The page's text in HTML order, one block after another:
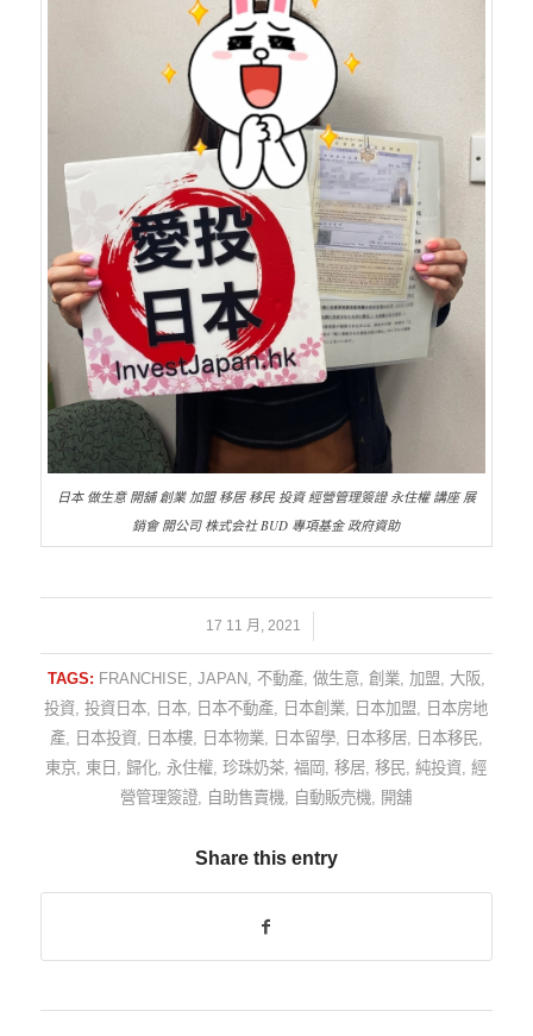
日本 做生意 開舖 創業 加盟 移居 移民 投資 經營管理簽證 永住權 講座 展
銷會 開公司 株式会社 BUD 專項基金 政府資助
17 11 月, 2021
/
TAGS: FRANCHISE JAPAN, 不動產, 做生意, 創業, 加盟 大阪
投資 ,投資日本 日本 日本不動產 日本創業 日本加盟
日本房地
產, 日本投資, 日本樓, 日本物業, 日本留學, 日本移居, 日本移民
東京 東日 歸化 ,永住權 ,珍珠奶茶 ,福岡 ,移居 ,移民 ,純投資 ,經
營管理簽證
自助售賣機 自動販売機 開舖
Share this entry